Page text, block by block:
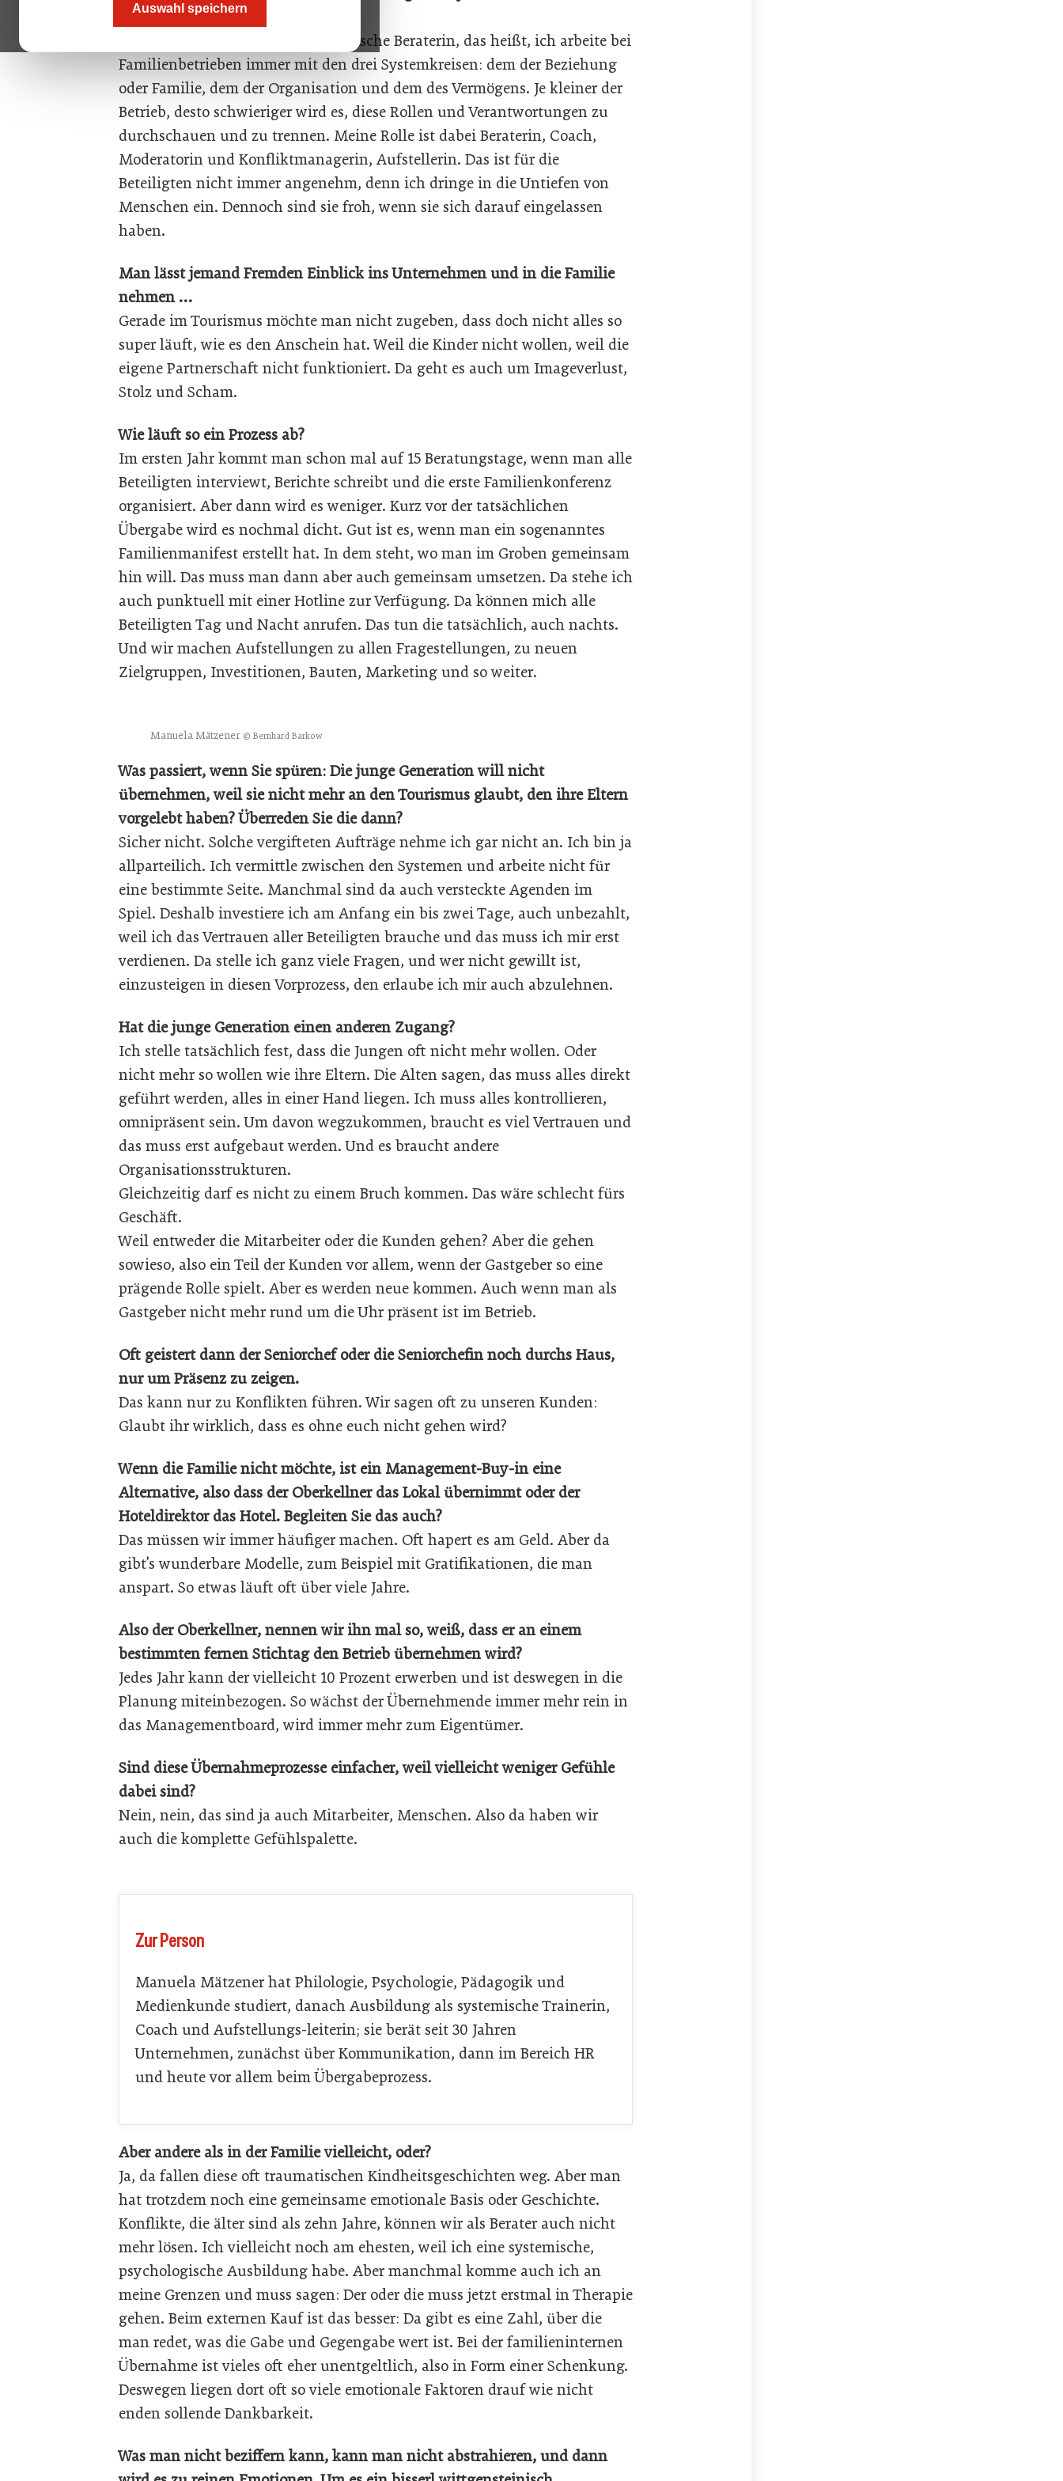
Auswahl speichern
das?
Manuela Mätzener: Ich bin systemische Beraterin, das heißt, ich arbeite bei
Familienbetrieben immer mit den drei Systemkreisen: dem der Beziehung
oder Familie, dem der Organisation und dem des Vermögens. Je kleiner der
Betrieb, desto schwieriger wird es, diese Rollen und Verantwortungen zu
durchschauen und zu trennen. Meine Rolle ist dabei Beraterin, Coach,
Moderatorin und Konfliktmanagerin, Aufstellerin. Das ist für die
Beteiligten nicht immer angenehm, denn ich dringe in die Untiefen von
Menschen ein. Dennoch sind sie froh, wenn sie sich darauf eingelassen
haben.
Man lässt jemand Fremden Einblick ins Unternehmen und in die Familie
nehmen …
Gerade im Tourismus möchte man nicht zugeben, dass doch nicht alles so
super läuft, wie es den Anschein hat. Weil die Kinder nicht wollen, weil die
eigene Partnerschaft nicht funktioniert. Da geht es auch um Imageverlust,
Stolz und Scham.
Wie läuft so ein Prozess ab?
Im ersten Jahr kommt man schon mal auf 15 Beratungstage, wenn man alle
Beteiligten interviewt, Berichte schreibt und die erste Familienkonferenz
organisiert. Aber dann wird es weniger. Kurz vor der tatsächlichen
Übergabe wird es nochmal dicht. Gut ist es, wenn man ein sogenanntes
Familienmanifest erstellt hat. In dem steht, wo man im Groben gemeinsam
hin will. Das muss man dann aber auch gemeinsam umsetzen. Da stehe ich
auch punktuell mit einer Hotline zur Verfügung. Da können mich alle
Beteiligten Tag und Nacht anrufen. Das tun die tatsächlich, auch nachts.
Und wir machen Aufstellungen zu allen Fragestellungen, zu neuen
Zielgruppen, Investitionen, Bauten, Marketing und so weiter.
Manuela Mätzener © Bernhard Barkow
Was passiert, wenn Sie spüren: Die junge Generation will nicht
übernehmen, weil sie nicht mehr an den Tourismus glaubt, den ihre Eltern
vorgelebt haben? Überreden Sie die dann?
Sicher nicht. Solche vergifteten Aufträge nehme ich gar nicht an. Ich bin ja
allparteilich. Ich vermittle zwischen den Systemen und arbeite nicht für
eine bestimmte Seite. Manchmal sind da auch versteckte Agenden im
Spiel. Deshalb investiere ich am Anfang ein bis zwei Tage, auch unbezahlt,
weil ich das Vertrauen aller Beteiligten brauche und das muss ich mir erst
verdienen. Da stelle ich ganz viele Fragen, und wer nicht gewillt ist,
einzusteigen in diesen Vorprozess, den erlaube ich mir auch abzulehnen.
Hat die junge Generation einen anderen Zugang?
Ich stelle tatsächlich fest, dass die Jungen oft nicht mehr wollen. Oder
nicht mehr so wollen wie ihre Eltern. Die Alten sagen, das muss alles direkt
geführt werden, alles in einer Hand liegen. Ich muss alles kontrollieren,
omnipräsent sein. Um davon wegzukommen, braucht es viel Vertrauen und
das muss erst aufgebaut werden. Und es braucht andere
Organisationsstrukturen.
Gleichzeitig darf es nicht zu einem Bruch kommen. Das wäre schlecht fürs
Geschäft.
Weil entweder die Mitarbeiter oder die Kunden gehen? Aber die gehen
sowieso, also ein Teil der Kunden vor allem, wenn der Gastgeber so eine
prägende Rolle spielt. Aber es werden neue kommen. Auch wenn man als
Gastgeber nicht mehr rund um die Uhr präsent ist im Betrieb.
Oft geistert dann der Seniorchef oder die Seniorchefin noch durchs Haus,
nur um Präsenz zu zeigen.
Das kann nur zu Konflikten führen. Wir sagen oft zu unseren Kunden:
Glaubt ihr wirklich, dass es ohne euch nicht gehen wird?
Wenn die Familie nicht möchte, ist ein Management-Buy-in eine
Alternative, also dass der Oberkellner das Lokal übernimmt oder der
Hoteldirektor das Hotel. Begleiten Sie das auch?
Das müssen wir immer häufiger machen. Oft hapert es am Geld. Aber da
gibt’s wunderbare Modelle, zum Beispiel mit Gratifikationen, die man
anspart. So etwas läuft oft über viele Jahre.
Also der Oberkellner, nennen wir ihn mal so, weiß, dass er an einem
bestimmten fernen Stichtag den Betrieb übernehmen wird?
Jedes Jahr kann der vielleicht 10 Prozent erwerben und ist deswegen in die
Planung miteinbezogen. So wächst der Übernehmende immer mehr rein in
das Managementboard, wird immer mehr zum Eigentümer.
Sind diese Übernahmeprozesse einfacher, weil vielleicht weniger Gefühle
dabei sind?
Nein, nein, das sind ja auch Mitarbeiter, Menschen. Also da haben wir
auch die komplette Gefühlspalette.
Zur Person
Manuela Mätzener ­hat Philologie, Psychologie, Pädagogik und
Medienkunde studiert, danach Ausbildung als systemische Trai­nerin,
Coach und Aufstellungs-leiterin; sie berät seit 30 Jahren
Unternehmen, zu­nächst über Kommunika­ti­on, dann im Bereich HR
und heute vor allem beim Übergabeprozess.
Aber andere als in der Familie vielleicht, oder?
Ja, da fallen diese oft traumatischen Kindheitsgeschichten weg. Aber man
hat trotzdem noch eine gemeinsame emotionale Basis oder Geschichte.
Konflikte, die älter sind als zehn Jahre, können wir als Berater auch nicht
mehr lösen. Ich vielleicht noch am ehesten, weil ich eine systemische,
psychologische Ausbildung habe. Aber manchmal komme auch ich an
meine Grenzen und muss sagen: Der oder die muss jetzt erstmal in Therapie
gehen. Beim externen Kauf ist das besser: Da gibt es eine Zahl, über die
man redet, was die Gabe und Gegengabe wert ist. Bei der familieninternen
Übernahme ist vieles oft eher unentgeltlich, also in Form einer Schenkung.
Deswegen liegen dort oft so viele emotionale Faktoren drauf wie nicht
enden sollende Dankbarkeit.
Was man nicht beziffern kann, kann man nicht abstrahieren, und dann